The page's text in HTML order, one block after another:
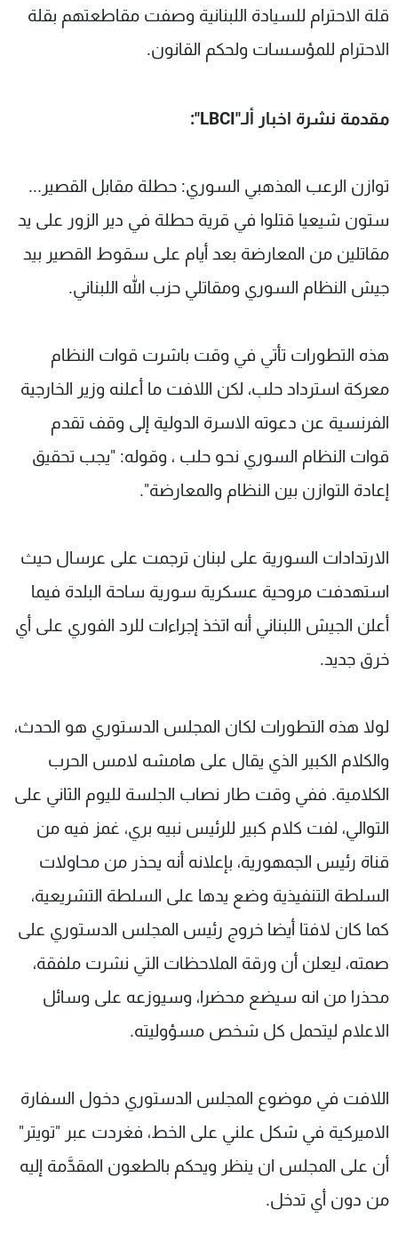
قلة الاحترام للسيادة اللبنانية وصفت مقاطعتهم بقلة
الاحترام للمؤسسات ولحكم القانون.
مقدمة نشرة اخبار ألـ"LBCI":
توازن الرعب المذهبي السوري: حطلة مقابل القصير...
ستون شيعيا قتلوا في قرية حطلة في دير الزور على يد
مقاتلين من المعارضة بعد أيام على سقوط القصير بيد
جيش النظام السوري ومقاتلي حزب الله اللبناني.
هذه التطورات تأتي في وقت باشرت قوات النظام
معركة استرداد حلب، لكن اللافت ما أعلنه وزير الخارجية
الفرنسية عن دعوته الاسرة الدولية إلى وقف تقدم
قوات النظام السوري نحو حلب ، وقوله: "يجب تحقيق
إعادة التوازن بين النظام والمعارضة".
الارتدادات السورية على لبنان ترجمت على عرسال حيث
استهدفت مروحية عسكرية سورية ساحة البلدة فيما
أعلن الجيش اللبناني أنه اتخذ إجراءات للرد الفوري على أي
خرق جديد.
لولا هذه التطورات لكان المجلس الدستوري هو الحدث،
والكلام الكبير الذي يقال على هامشه لامس الحرب
الكلامية. ففي وقت طار نصاب الجلسة لليوم الثاني على
التوالي، لفت كلام كبير للرئيس نبيه بري، غمز فيه من
قناة رئيس الجمهورية، بإعلانه أنه يحذر من محاولات
السلطة التنفيذية وضع يدها على السلطة التشريعية،
كما كان لافتا أيضا خروج رئيس المجلس الدستوري على
صمته، ليعلن أن ورقة الملاحظات التي نشرت ملفقة،
محذرا من انه سيضع محضرا، وسيوزعه على وسائل
الاعلام ليتحمل كل شخص مسؤوليته.
اللافت في موضوع المجلس الدستوري دخول السفارة
الاميركية في شكل علني على الخط، فغردت عبر "تويتر"
أن على المجلس ان ينظر ويحكم بالطعون المقدَّمة إليه
من دون أي تدخل.